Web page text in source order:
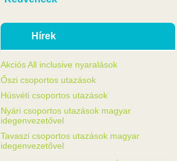
Hírek
Akciós All inclusive nyaralások
Őszi csoportos utazások
Húsvéti csoportos utazások
Nyári csoportos utazások magyar
idegenvezetővel
Tavaszi csoportos utazások magyar
idegenvezetővel